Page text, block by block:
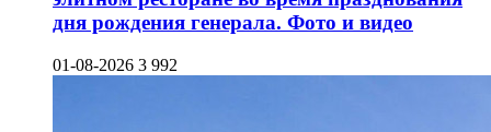
дня рождения генерала. Фото и видео
01-08-2026 3 992